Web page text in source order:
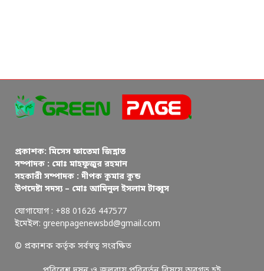
প্রকাশক: মিসেস ফাতেমা জিন্নাত
সম্পাদক : মোঃ মাহফুজুর রহমান
সহকারী সম্পাদক : দীপক কুমার কুন্ড
উপদেষ্টা সদস্য – মোঃ আমিনুল ইসলাম টাব্বুস
যোগাযোগ : +88 01626 447577
ইমেইল: greenpagenewsbd@gmail.com
© প্রকাশক কর্তৃক সর্বস্বত্ব সংরক্ষিত